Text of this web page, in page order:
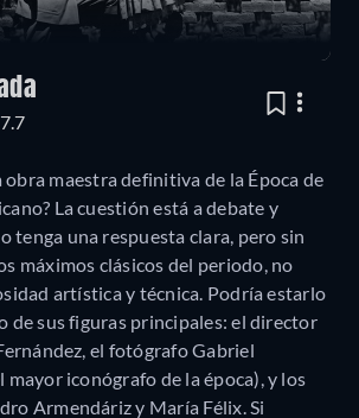
7.7
maestra definitiva de la Época de
La cuestión está a debate y
tenga una respuesta clara, pero sin
máximos clásicos del periodo, no
artística y técnica. Podría estarlo
de sus figuras principales: el director
el fotógrafo Gabriel
mayor iconógrafo de la época), y los
Armendáriz y María Félix. Si